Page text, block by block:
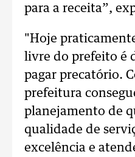
para a receita”,
"Hoje
livre do prefeito é
pagar precatório.
prefeitura
planejamento de
qualidade de
excelência e